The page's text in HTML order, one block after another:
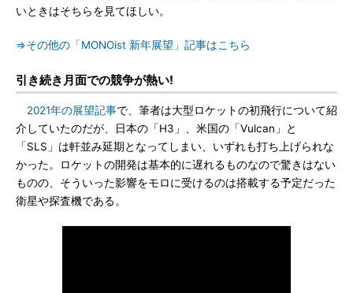
いときはそちらを見てほしい。
⇒その他の「MONOist 新年展望」記事はこちら
引き続き月面での競争が熱い!
2021年の展望記事で、筆者は大型ロケットの初飛行について紹
介していたのだが、日本の「H3」、米国の「Vulcan」と
「SLS」は軒並み延期となってしまい、いずれも打ち上げられな
かった。ロケットの開発は基本的に遅れるものなので驚きはない
ものの、そういった影響をモロに受けるのは搭載する予定だった
衛星や探査機である。